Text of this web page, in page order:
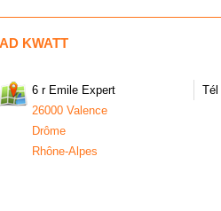
AD KWATT
6 r Emile Expert
26000 Valence
Drôme
Rhône-Alpes
Tél